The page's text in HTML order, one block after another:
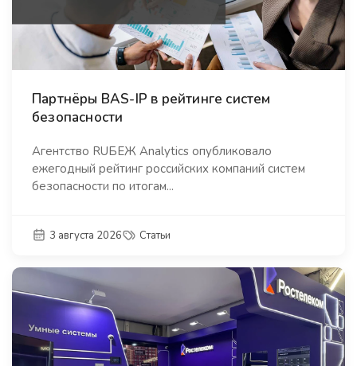
Партнёры BAS-IP в рейтинге систем
безопасности
Агентство RUБЕЖ Analytics опубликовало
ежегодный рейтинг российских компаний систем
безопасности по итогам...
3 августа 2026 Статьи